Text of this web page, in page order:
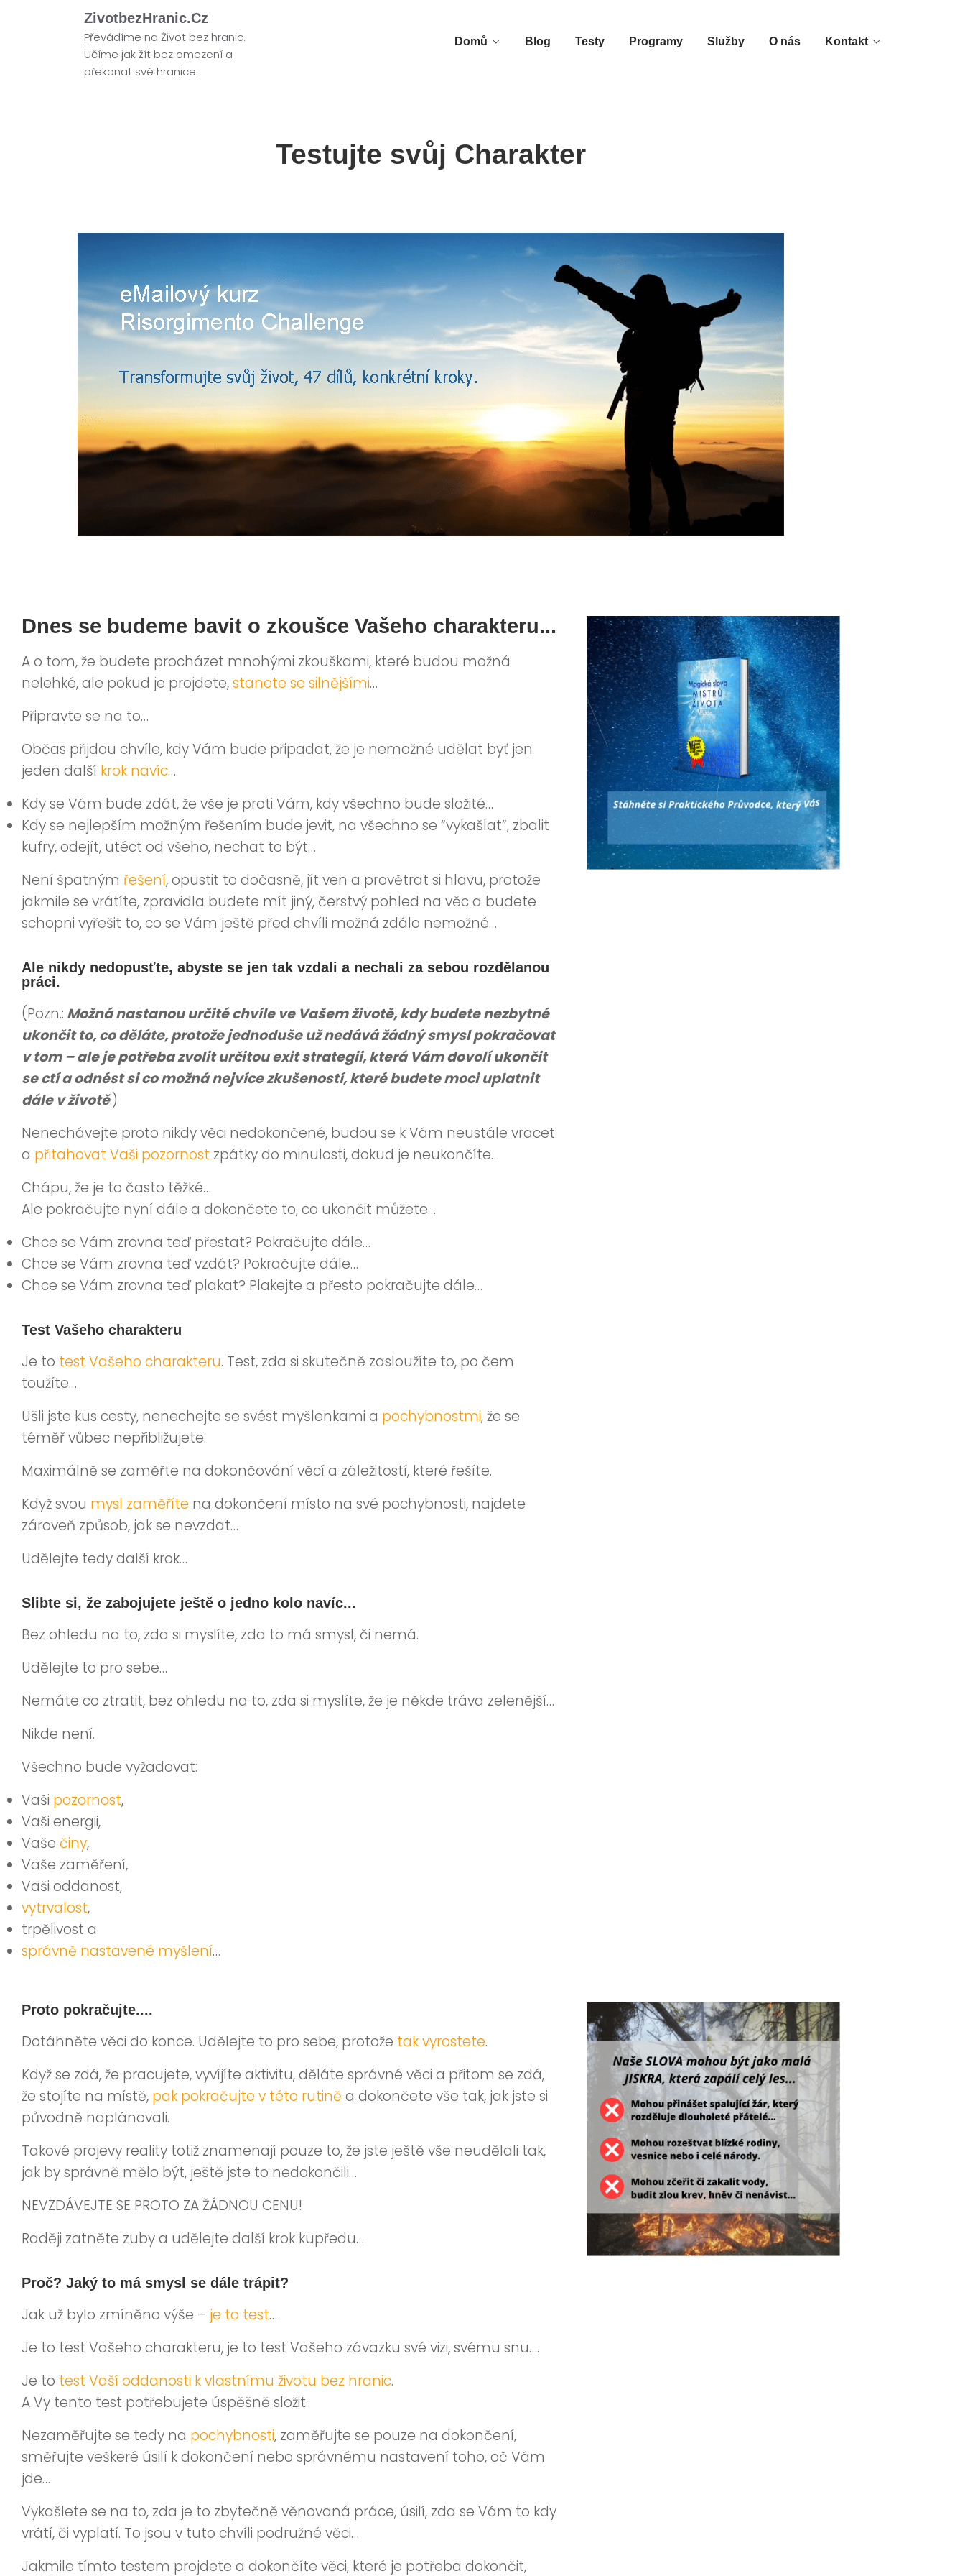
ZivotbezHranic.cz
Převádíme na Život bez hranic.
Učíme jak žít bez omezení a
překonat své hranice.
Domů Blog Testy Programy Služby O nás Kontakt
Testujte svůj Charakter
Dnes se budeme bavit o zkoušce Vašeho charakteru...
A o tom, že budete procházet mnohými zkouškami, které budou možná
nelehké, ale pokud je projdete,stanete se silnějšími…
Připravte se na to…
Občas přijdou chvíle, kdy Vám bude připadat, že je nemožné udělat byť jen
jeden další krok navíc…
Kdy se Vám bude zdát, že vše je proti Vám, kdy všechno bude složité…
Kdy se nejlepším možným řešením bude jevit, na všechno se “vykašlat”, zbalit
kufry, odejít, utéct od všeho, nechat to být…
Není špatným řešení, opustit to dočasně, jít ven a provětrat si hlavu, protože
jakmile se vrátíte, zpravidla budete mít jiný, čerstvý pohled na věc a budete
schopni vyřešit to, co se Vám ještě před chvíli možná zdálo nemožné…
Ale nikdy nedopusťte, abyste se jen tak vzdali a nechali za sebou rozdělanou
práci.
(Pozn.: Možná nastanou určité chvíle ve Vašem životě, kdy budete nezbytné
ukončit to, co děláte, protože jednoduše už nedává žádný smysl pokračovat
v tom – ale je potřeba zvolit určitou exit strategii, která Vám dovolí ukončit
se ctí a odnést si co možná nejvíce zkušeností, které budete moci uplatnit
dále v životě.)
Nenechávejte proto nikdy věci nedokončené, budou se k Vám neustále vracet
a přitahovat Vaši pozornost zpátky do minulosti, dokud je neukončíte…
Chápu, že je to často těžké…
Ale pokračujte nyní dále a dokončete to, co ukončit můžete…
Chce se Vám zrovna teď přestat? Pokračujte dále…
Chce se Vám zrovna teď vzdát? Pokračujte dále…
Chce se Vám zrovna teď plakat? Plakejte a přesto pokračujte dále…
Test Vašeho charakteru
Je to test Vašeho charakteru. Test, zda si skutečně zasloužíte to, po čem
toužíte…
Ušli jste kus cesty, nenechejte se svést myšlenkami a pochybnostmi, že se
téměř vůbec nepřibližujete.
Maximálně se zaměřte na dokončování věcí a záležitostí, které řešíte.
Když svou mysl zaměříte na dokončení místo na své pochybnosti, najdete
zároveň způsob, jak se nevzdat…
Udělejte tedy další krok…
Slibte si, že zabojujete ještě o jedno kolo navíc...
Bez ohledu na to, zda si myslíte, zda to má smysl, či nemá.
Udělejte to pro sebe…
Nemáte co ztratit, bez ohledu na to, zda si myslíte, že je někde tráva zelenější…
Nikde není.
Všechno bude vyžadovat:
Vaši pozornost,
Vaši energii,
Vaše činy,
Vaše zaměření,
Vaši oddanost,
vytrvalost,
trpělivost a
správně nastavené myšlení…
Proto pokračujte....
Dotáhněte věci do konce. Udělejte to pro sebe, protože tak vyrostete.
Když se zdá, že pracujete, vyvíjíte aktivitu, děláte správné věci a přitom se zdá,
že stojíte na místě, pak pokračujte v této rutině a dokončete vše tak, jak jste si
původně naplánovali.
Takové projevy reality totiž znamenají pouze to, že jste ještě vše neudělali tak,
jak by správně mělo být, ještě jste to nedokončili…
NEVZDÁVEJTE SE PROTO ZA ŽÁDNOU CENU!
Raději zatněte zuby a udělejte další krok kupředu…
Proč? Jaký to má smysl se dále trápit?
Jak už bylo zmíněno výše – je to test…
Je to test Vašeho charakteru, je to test Vašeho závazku své vizi, svému snu….
Je to test Vaší oddanosti k vlastnímu životu bez hranic.
A Vy tento test potřebujete úspěšně složit.
Nezaměřujte se tedy na pochybnosti, zaměřujte se pouze na dokončení,
směřujte veškeré úsilí k dokončení nebo správnému nastavení toho, oč Vám
jde…
Vykašlete se na to, zda je to zbytečně věnovaná práce, úsilí, zda se Vám to kdy
vrátí, či vyplatí. To jsou v tuto chvíli podružné věci…
Jakmile tímto testem projdete a dokončíte věci, které je potřeba dokončit,